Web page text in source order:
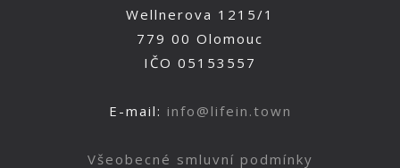
Wellnerova 1215/1
779 00 Olomouc
IČO 05153557
E-mail: info@lifein.town
Všeobecné smluvní podmínky